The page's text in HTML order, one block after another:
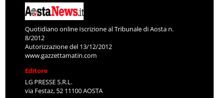
Quotidiano online Iscrizione al Tribunale di Aosta n.
8/2012
Autorizzazione del 13/12/2012
www.gazzettamatin.com
Editore
LG PRESSE S.R.L.
via Festaz, 52 11100 AOSTA